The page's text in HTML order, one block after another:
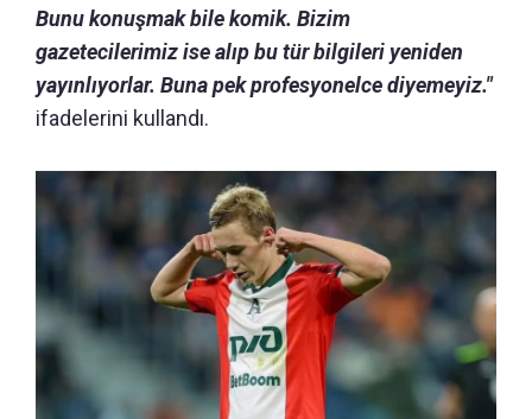
Bunu konuşmak bile komik. Bizim
gazetecilerimiz ise alıp bu tür bilgileri yeniden
yayınlıyorlar. Buna pek profesyonelce diyemeyiz."
ifadelerini kullandı.